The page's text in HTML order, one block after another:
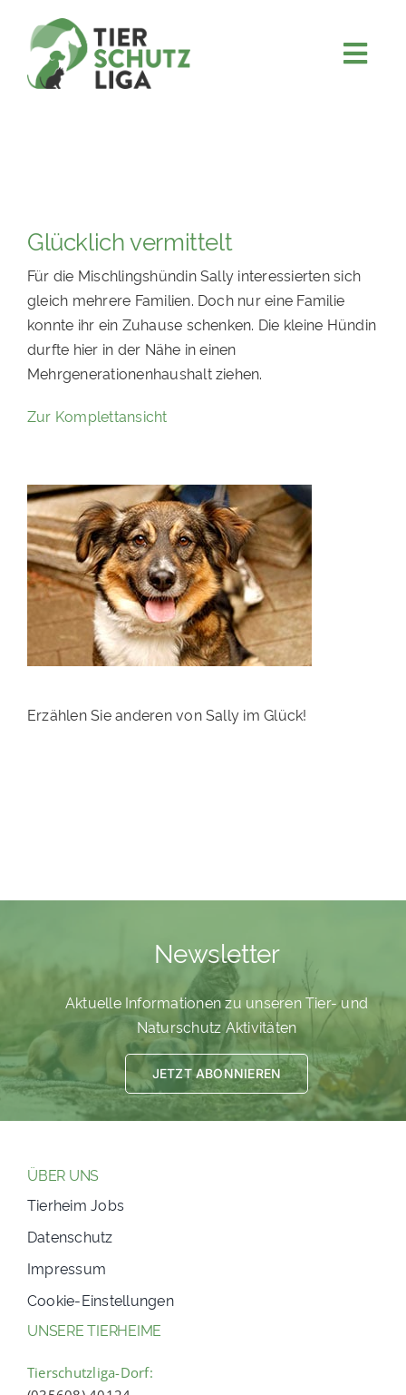
content
FÖRDERN & VERERBEN
KOOPERATIONEN
4KIDS
TIERHEIMTIERE
PATENSCHAFTEN
RATGEBER
Glücklich vermittelt
Für die Mischlingshündin Sally interessierten sich
gleich mehrere Familien. Doch nur eine Familie
konnte ihr ein Zuhause schenken. Die kleine Hündin
durfte hier in der Nähe in einen
Mehrgenerationenhaushalt ziehen.
Zur Komplettansicht
Erzählen Sie anderen von Sally im Glück!
Newsletter
Aktuelle Informationen zu unseren Tier- und
Naturschutz Aktivitäten
JETZT ABONNIEREN
ÜBER UNS
Tierheim Jobs
Datenschutz
Impressum
Cookie-Einstellungen
UNSERE TIERHEIME
Tierschutzliga-Dorf: